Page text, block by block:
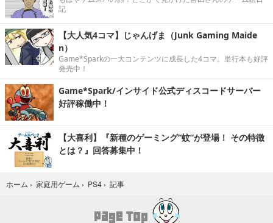
記
【大人気4コマ】じゃんげま（Junk Gaming Maide
n）
Game*Sparkの一大コンテンツに成長した4コマ。単行本も好評
発売中！
Game*Spark/インサイド公式ディスコードサーバー
好評稼働中！
【大喜利】『新種のゲーミング“蚊”が登場！ その特徴
とは？』回答募集中！
ホーム › 家庭用ゲーム › PS4 › 記事